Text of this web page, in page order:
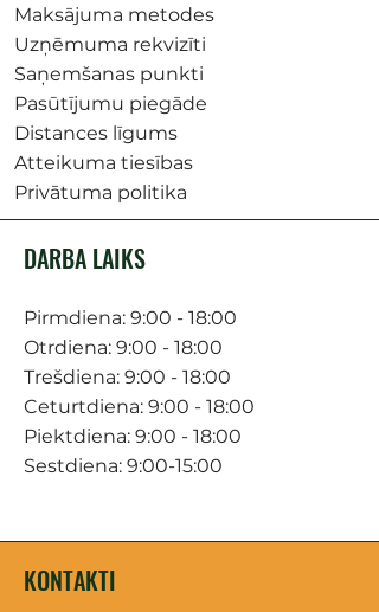
Maksājuma metodes
Uzņēmuma rekvizīti
Saņemšanas punkti
Pasūtījumu piegāde
Distances līgums
Atteikuma tiesības
Privātuma politika
DARBA LAIKS
Pirmdiena: 9:00 - 18:00
Otrdiena: 9:00 - 18:00
Trešdiena: 9:00 - 18:00
Ceturtdiena: 9:00 - 18:00
Piektdiena: 9:00 - 18:00
Sestdiena: 9:00-15:00
KONTAKTI